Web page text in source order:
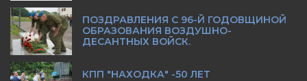
ПОЗДРАВЛЕНИЯ С 96-Й ГОДОВЩИНОЙ
ОБРАЗОВАНИЯ ВОЗДУШНО-
ДЕСАНТНЫХ ВОЙСК.
КПП "НАХОДКА" -50 ЛЕТ